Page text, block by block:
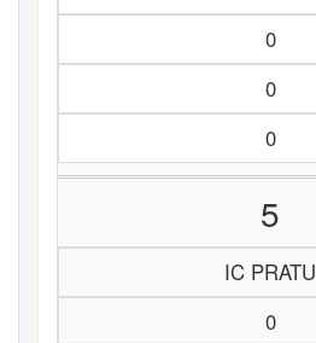
0
0
0
5
IC PRATU
0